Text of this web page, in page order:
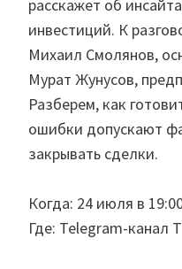
расскажет об
инвестиций. К
Михаил Смолянов,
Мурат Жунусов,
Разберем, как
ошибки допускают
закрывать сделки.
Когда: 24 июля в
Где: Telegram-канал